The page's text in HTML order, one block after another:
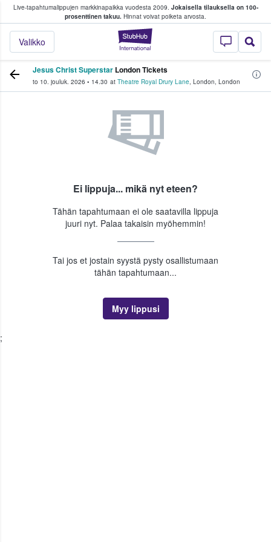
Live-tapahtumalippujen markkinapaikka vuodesta 2009. Jokaisella tilauksella on 100-
prosenttinen takuu. Hinnat voivat poiketa arvosta.
StubHub -
Valikko
fanit ostavat ja myyvät lippuja
Jesus Christ Superstar London Tickets
to 10. jouluk. 2026 • 14.30 at Theatre Royal Drury Lane, London, London
Ei lippuja... mikä nyt eteen?
Tähän tapahtumaan ei ole saatavilla lippuja
juuri nyt. Palaa takaisin myöhemmin!
Tai jos et jostain syystä pysty osallistumaan
tähän tapahtumaan...
Myy lippusi
;